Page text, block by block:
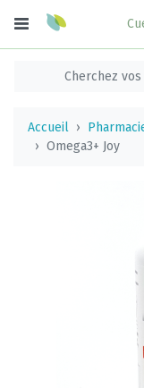
Accueil
Omega3+ Joy